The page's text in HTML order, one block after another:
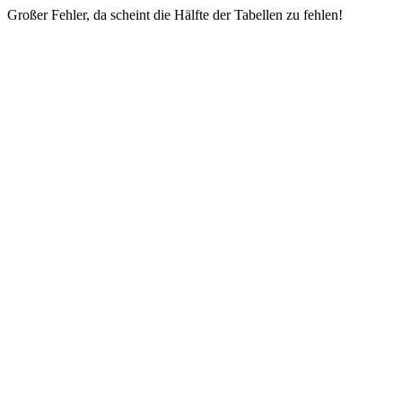
Großer Fehler, da scheint die Hälfte der Tabellen zu fehlen!